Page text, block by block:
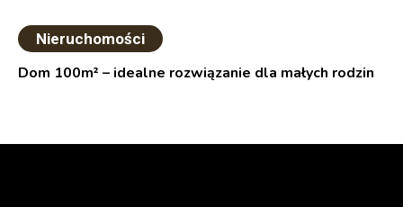
Nieruchomości
Dom 100m² – idealne rozwiązanie dla małych rodzin